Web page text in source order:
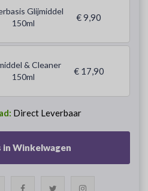
Glijmiddel
150ml
€ 9,90
& Cleaner
150ml
€ 17,90
Direct Leverbaar
in Winkelwagen